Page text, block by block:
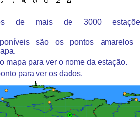
de mais de 3000
são os pontos amarelos
mapa para ver o nome da estação.
para ver os dados.